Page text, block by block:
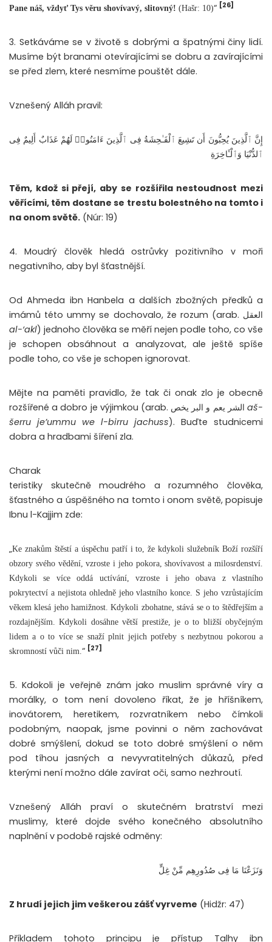
Pane náš, vždyť Tys věru shovívavý, slitovný! (Hašr: 10)“ [26]
3. Setkáváme se v životě s dobrými a špatnými činy lidí.
Musíme být branami otevírajícími se dobru a zavírajícími
se před zlem, které nesmíme pouštět dále.
Vznešený Alláh pravil:
إِنَّ ٱلَّذِينَ يُحِبُّونَ أَن تَشِيعَ ٱلْفَـٰحِشَةُ فِى ٱلَّذِينَ ءَامَنُوا۟ لَهُمْ عَذَابٌ أَلِيمٌ فِى
ٱلدُّنْيَا وَٱلْـَٔاخِرَةِ
Těm, kdož si přejí, aby se rozšířila nestoudnost mezi
věřícími, těm dostane se trestu bolestného na tomto i
na onom světě. (Núr: 19)
4. Moudrý člověk hledá ostrůvky pozitivního v moři
negativního, aby byl šťastnější.
Od Ahmeda ibn Hanbela a dalších zbožných předků a
imámů této ummy se dochovalo, že rozum (arab. العقل
al-‘akl) jednoho člověka se měří nejen podle toho, co vše
je schopen obsáhnout a analyzovat, ale ještě spíše
podle toho, co vše je schopen ignorovat.
Mějte na paměti pravidlo, že tak či onak zlo je obecně
rozšířené a dobro je výjimkou (arab. الشر يعم و البر يخصaš-
šerru je’ummu we l-birru jachuss). Buďte studnicemi
dobra a hradbami šíření zla.
Charak
teristiky skutečně moudrého a rozumného člověka,
šťastného a úspěšného na tomto i onom světě, popisuje
Ibnu l-Kajjim zde:
„Ke znakům štěstí a úspěchu patří i to, že kdykoli služebník Boží rozšíří
obzory svého vědění, vzroste i jeho pokora, shovívavost a milosrdenství.
Kdykoli se více oddá uctívání, vzroste i jeho obava z vlastního
pokrytectví a nejistota ohledně jeho vlastního konce. S jeho vzrůstajícím
věkem klesá jeho hamižnost. Kdykoli zbohatne, stává se o to štědřejším a
rozdajnějším. Kdykoli dosáhne větší prestiže, je o to bližší obyčejným
lidem a o to více se snaží plnit jejich potřeby s nezbytnou pokorou a
skromností vůči nim. “ [27]
5. Kdokoli je veřejně znám jako muslim správné víry a
morálky, o tom není dovoleno říkat, že je hříšníkem,
inovátorem, heretikem, rozvratníkem nebo čímkoli
podobným, naopak, jsme povinni o něm zachovávat
dobré smýšlení, dokud se toto dobré smýšlení o něm
pod tíhou jasných a nevyvratitelných důkazů, před
kterými není možno dále zavírat oči, samo nezhroutí.
Vznešený Alláh praví o skutečném bratrství mezi
muslimy, které dojde svého konečného absolutního
naplnění v podobě rajské odměny:
وَنَزَعْنَا مَا فِى صُدُورِهِم مِّنْ غِلٍّ
Z hrudí jejich jim veškerou zášť vyrveme (Hidžr: 47)
Příkladem tohoto principu je přístup Talhy ibn